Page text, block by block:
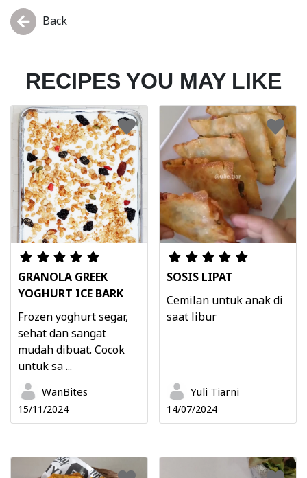
Back
RECIPES YOU MAY LIKE
GRANOLA GREEK
YOGHURT ICE BARK
Frozen yoghurt segar,
sehat dan sangat
mudah dibuat. Cocok
untuk sa ...
WanBites
15/11/2024
SOSIS LIPAT
Cemilan untuk anak di
saat libur
Yuli Tiarni
14/07/2024